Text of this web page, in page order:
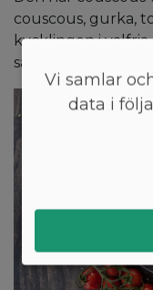
couscous, gurka,
kycklingen i
salladen med färsk
Vi samlar
data i